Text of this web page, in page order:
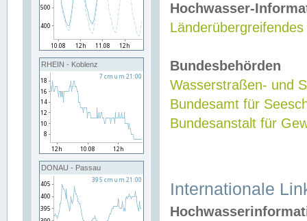
RHEIN - Koblenz
DONAU - Passau
Hochwasser-
Bundesbehörden
Wasserstraßen- und
Bundesamt für
Bundesanstalt für
Internationale